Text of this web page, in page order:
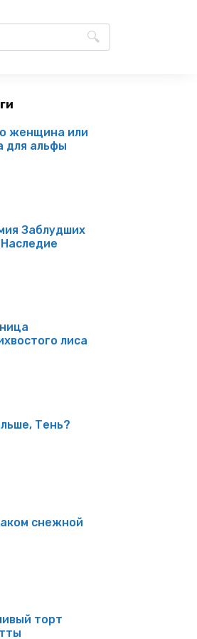
женщина или
для альфы
Заблудших
лиса
Тень?
снежной
торт